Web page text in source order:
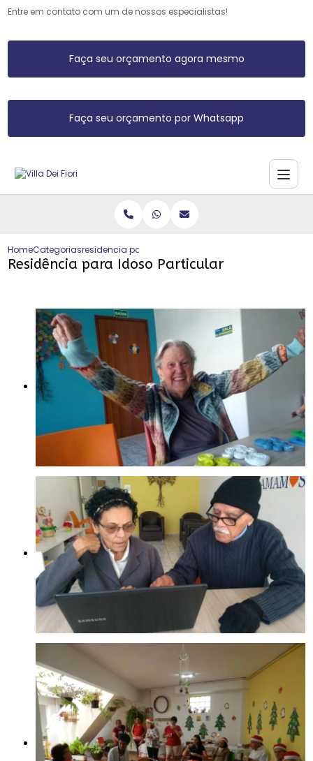
Entre em contato com um de nossos especialistas!
Faça seu orçamento agora mesmo
Faça seu orçamento por Whatsapp
HomeCategoriasresidencia para idoso particular
Residência para Idoso Particular